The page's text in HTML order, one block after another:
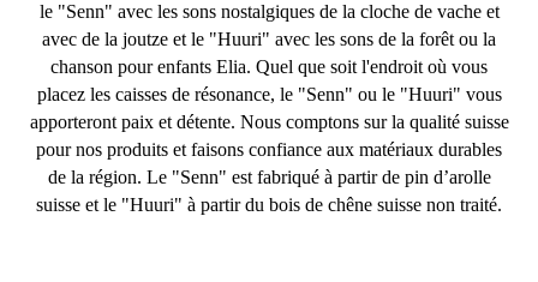
le "Senn" avec les sons nostalgiques de la cloche de vache et
avec de la joutze et le "Huuri" avec les sons de la forêt ou la
chanson pour enfants Elia. Quel que soit l'endroit où vous
placez les caisses de résonance, le "Senn" ou le "Huuri" vous
apporteront paix et détente. Nous comptons sur la qualité suisse
pour nos produits et faisons confiance aux matériaux durables
de la région. Le "Senn" est fabriqué à partir de pin d’arolle
suisse et le "Huuri" à partir du bois de chêne suisse non traité.